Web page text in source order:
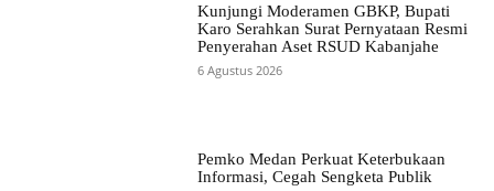
Kunjungi Moderamen GBKP, Bupati
Karo Serahkan Surat Pernyataan Resmi
Penyerahan Aset RSUD Kabanjahe
6 Agustus 2026
Pemko Medan Perkuat Keterbukaan
Informasi, Cegah Sengketa Publik